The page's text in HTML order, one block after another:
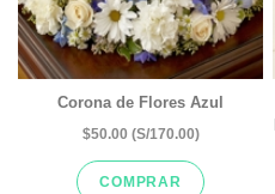
Corona de Flores Azul
$50.00 (S/170.00)
COMPRAR